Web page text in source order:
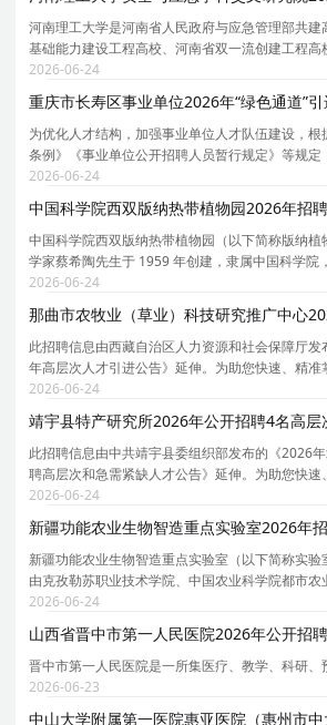
河南理工大学是河南省人民政府与应急管理部共建
基础能力建设工程高校、河南省双一流创建工程
学建设高校，荣获全国文明校园。拥有7个一级学
博士专业学位授权类别。学校工科优势突出，安全
2026-06-24
为优化人才结构，加强事业单位人才队伍建设，
条例》《事业单位公开招聘人员暂行规定》等规定
（备案号：KHZP2026006CS），决定面向社会考
员。现将有关事宜公告如下： 一、工作原则 坚持
2026-06-24
中国科学院西双版纳热带植物园（以下简称版纳植
学家蔡希陶先生于 1959 年创建，隶属中国科学院
存和科普教育为一体的综合性研究机构，在云南省
版纳植物园立足中国热带，面向南亚东南亚国家和
2026-06-24
此招聘信息由西藏自治区人力资源和社会保障厅
年高层次人才引进公告》延伸。为助您快速、精
业）科技研究推广中心的招聘详情， 现特别针对那
技研究推广中心的岗位信息与报考要点单独说明。
2026-06-24
此招聘信息由中共靖宇县委组织部发布的《2026
聘高层次和急需紧缺人才公告》延伸。为助您快速
研究所 的招聘详情， 现特别针对 靖宇县特产研究
点单独说明。 为保证您获取的招聘信息完整且准
2026-06-24
新疆功能农业生物智造重点实验室2026年
新疆功能农业生物智造重点实验室（以下简称实验
由克孜勒苏职业技术学院、中国农业科学院都市
能农业、生物智造、富硒资源开发、微藻高值化利
及产业化应用等方向，致力于推动区域农业科技创新
2026-06-24
山西省晋中市第一人民医院2026年公开招
晋中市第一人民医院是一所集医疗、教学、科研、
2026-06-23